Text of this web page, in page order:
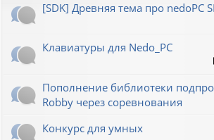
[SDK] Древняя тема про nedoPC
Клавиатуры для Nedo_PC
Пополнение библиотеки
Robby через соревнования
Конкурс для умных